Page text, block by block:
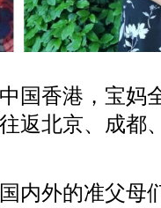
国香港，宝妈
返北京、成都
内外的准父母